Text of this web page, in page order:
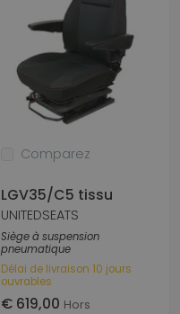
Comparez
LGV35/C5 tissu
UNITEDSEATS
Siège à suspension
pneumatique
Délai de livraison 10 jours
ouvrables
€ 619,00 Hors